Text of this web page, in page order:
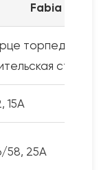
Fabia 1 (Mk1)
торпеды
15А
25А